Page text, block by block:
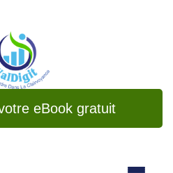
eBook gratuit